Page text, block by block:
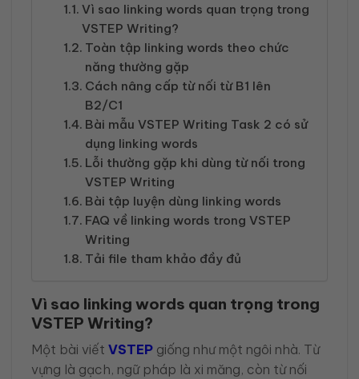
Vì sao linking words quan trọng trong
VSTEP Writing?
Toàn tập linking words theo chức
năng thường gặp
Cách nâng cấp từ nối từ B1 lên
B2/C1
Bài mẫu VSTEP Writing Task 2 có sử
dụng linking words
Lỗi thường gặp khi dùng từ nối trong
VSTEP Writing
Bài tập luyện dùng linking words
FAQ về linking words trong VSTEP
Writing
Tải file tham khảo đầy đủ
Vì sao linking words quan trọng trong
VSTEP Writing?
Một bài viết VSTEP giống như một ngôi nhà. Từ
vựng là gạch, ngữ pháp là xi măng, còn từ nối